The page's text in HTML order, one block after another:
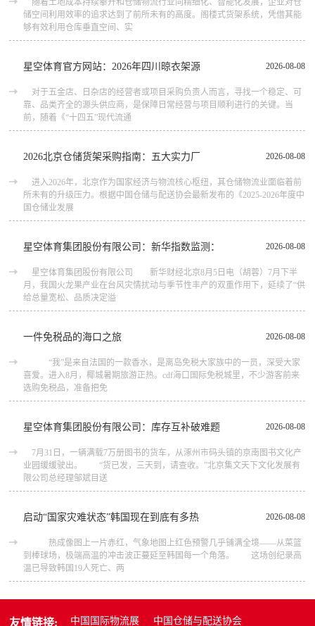
储空间利用效率的追求达到了前所未有的高度。阁楼式货架系统，凭借其能
够有效利用仓库垂直空间、实
2026-08-08
星空体育官方网站：2026年四川晾衣架源
对于五金店、日杂店的经营者或项目采购负责人而言，寻找一个稳定、可
靠、品类齐全的源头供应商，是保障日常经营与项目顺利进行的关键。当
前，随着《“十四五”现代流通
2026-08-08
2026北京仓储货架采购指南：五大实力厂
进入2026年，北京作为国家经济与物流核心枢纽，其仓储物流业面临着前
所未有的升级压力。根据中国仓储与配送协会最新发布的《2025-2026年度中
国仓储业发展
2026-08-08
星空体育集团股份有限公司：新华指数监测：
星空体育集团股份有限公司 新华财经北京8月5日电（胡蓉）7月下半
月，我国火龙果产业在台风灾情扰动与季节性丰产的双重作用下，延续了“供
给总量宽松、品质决定溢
2026-08-08
一件免税品的海口之旅
“我”是来自法国的一款香水，是离岛免税大家族中的一员，深受大家
喜爱。进入8月，椰城暑期旅游正热。cdf海口国际免税城里，不少游客前来
选购免税品，准备把免
2026-08-08
星空体育集团股份有限公司：库存互补破难题
7月31日，一辆满载7万册图书的货车，从涿州市码头镇的京南图书文化产
业园缓缓驶出。 “货已发，三天到，请查收。”北京集文天下文化发展有
限公司总经理邹斌目送
2026-08-08
启动“国家灾难状态”韩国现在到底有多热
热成像图上一片赤红，气象地图上红色预警几乎铺满全境——从菜篮
到棒球场，极端高温的冲击波正蔓延至韩国每一个角落。 这场创纪录高
温已导致韩国19人死亡、两
友情链接: 中国国际物流展 中国仓储与配送协会